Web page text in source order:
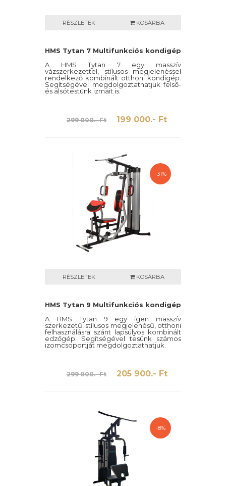
RÉSZLETEK KOSÁRBA
HMS Tytan 7 Multifunkciós kondigép
A HMS Tytan 7 egy masszív
vázszerkezettel, stílusos megjelenéssel
rendelkező kombinált otthoni kondigép.
Segítségével megdolgoztathatjuk felső-
és alsótestünk izmait is.
299 000.- Ft 199 000.- Ft
-31%
RÉSZLETEK KOSÁRBA
HMS Tytan 9 Multifunkciós kondigép
A HMS Tytan 9 egy igen masszív
szerkezetű, stílusos megjelenésű, otthoni
felhasználásra szánt lapsúlyos kombinált
edzőgép. Segítségével tesünk számos
izomcsoportját megdolgoztathatjuk.
299 000.- Ft 205 900.- Ft
-8%